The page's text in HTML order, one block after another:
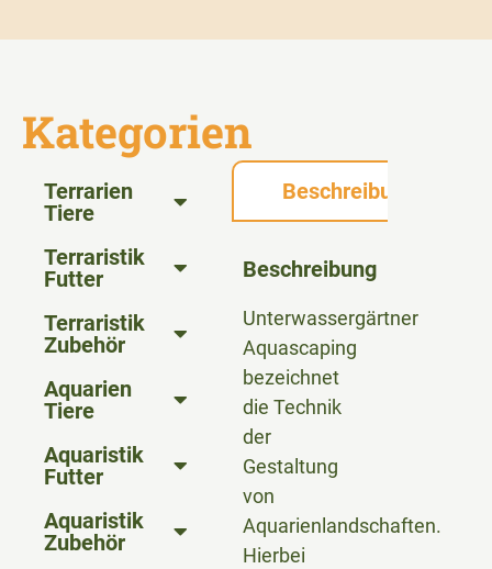
Kategorien
Terrarien
Tiere
Terraristik
Futter
Terraristik
Zubehör
Aquarien
Tiere
Aquaristik
Futter
Aquaristik
Zubehör
Beschreibung
Beschreibung
Unterwassergärtner
Aquascaping
bezeichnet
die Technik
der
Gestaltung
von
Aquarienlandschaften.
Hierbei